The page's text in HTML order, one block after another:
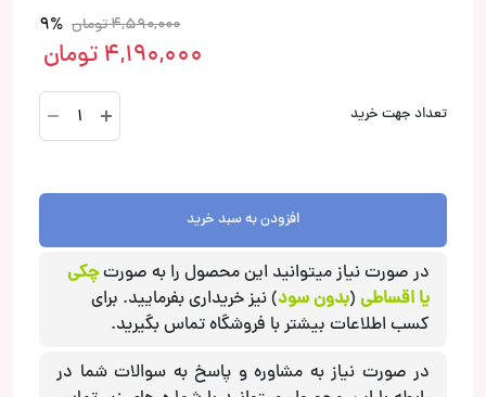
4,590,000تومان 9%
4,190,000 تومان
تعداد جهت خرید
NSF-
CS623
Nakamichi
افزودن به سبد خرید
در صورت نیاز میتوانید این محصول را به صورتچکی
یا اقساطی (بدون سود) نیز خریداری بفرمایید. برای
کسب اطلاعات بیشتر با فروشگاه تماس بگیرید.
در صورت نیاز به مشاوره و پاسخ به سوالات شما در